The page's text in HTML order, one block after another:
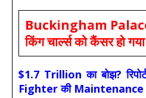
Buckingham Palace
किंग चार्ल्स को कैंसर हो
$1.7 Trillion का बोझ?
Fighter की Maintenance